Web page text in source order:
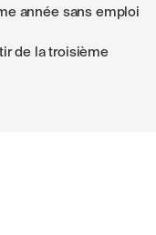
année sans emploi
de la troisième